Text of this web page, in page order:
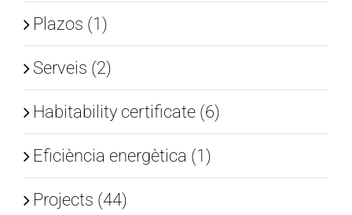
Plazos (1)
Serveis (2)
Habitability certificate (6)
Eficiència energètica (1)
Projects (44)